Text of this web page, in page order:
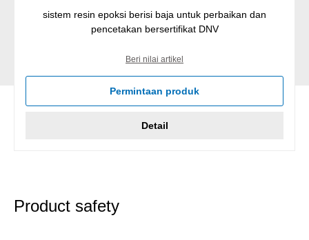
sistem resin epoksi berisi baja untuk perbaikan dan
pencetakan bersertifikat DNV
Beri nilai artikel
Permintaan produk
Detail
Product safety